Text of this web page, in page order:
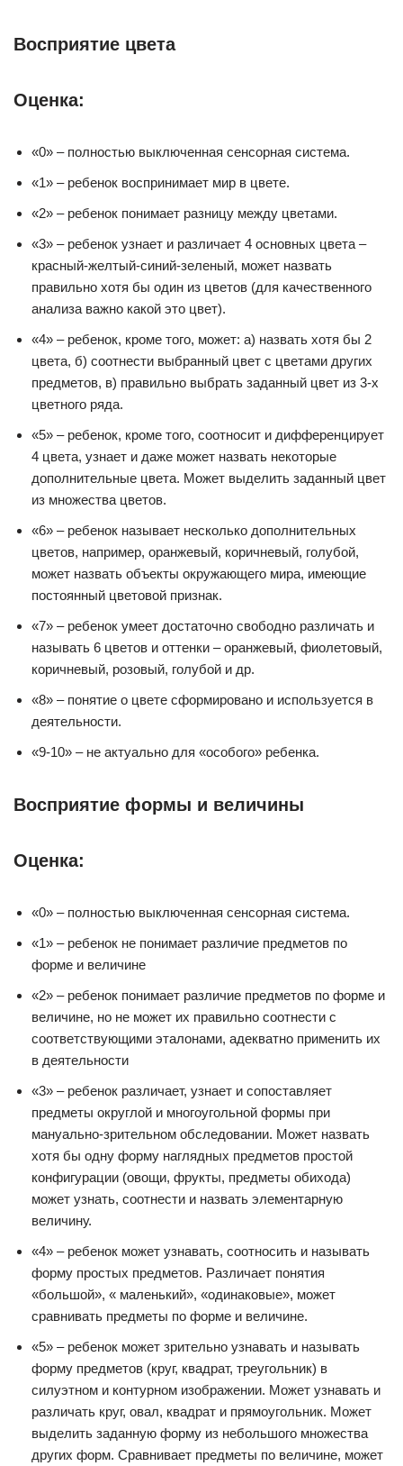
Восприятие цвета
Оценка:
«0» – полностью выключенная сенсорная система.
«1» – ребенок воспринимает мир в цвете.
«2» – ребенок понимает разницу между цветами.
«3» – ребенок узнает и различает 4 основных цвета –
красный-желтый-синий-зеленый, может назвать
правильно хотя бы один из цветов (для качественного
анализа важно какой это цвет).
«4» – ребенок, кроме того, может: а) назвать хотя бы 2
цвета, б) соотнести выбранный цвет с цветами других
предметов, в) правильно выбрать заданный цвет из 3-х
цветного ряда.
«5» – ребенок, кроме того, соотносит и дифференцирует
4 цвета, узнает и даже может назвать некоторые
дополнительные цвета. Может выделить заданный цвет
из множества цветов.
«6» – ребенок называет несколько дополнительных
цветов, например, оранжевый, коричневый, голубой,
может назвать объекты окружающего мира, имеющие
постоянный цветовой признак.
«7» – ребенок умеет достаточно свободно различать и
называть 6 цветов и оттенки – оранжевый, фиолетовый,
коричневый, розовый, голубой и др.
«8» – понятие о цвете сформировано и используется в
деятельности.
«9-10» – не актуально для «особого» ребенка.
Восприятие формы и величины
Оценка:
«0» – полностью выключенная сенсорная система.
«1» – ребенок не понимает различие предметов по
форме и величине
«2» – ребенок понимает различие предметов по форме и
величине, но не может их правильно соотнести с
соответствующими эталонами, адекватно применить их
в деятельности
«3» – ребенок различает, узнает и сопоставляет
предметы округлой и многоугольной формы при
мануально-зрительном обследовании. Может назвать
хотя бы одну форму наглядных предметов простой
конфигурации (овощи, фрукты, предметы обихода)
может узнать, соотнести и назвать элементарную
величину.
«4» – ребенок может узнавать, соотносить и называть
форму простых предметов. Различает понятия
«большой», « маленький», «одинаковые», может
сравнивать предметы по форме и величине.
«5» – ребенок может зрительно узнавать и называть
форму предметов (круг, квадрат, треугольник) в
силуэтном и контурном изображении. Может узнавать и
различать круг, овал, квадрат и прямоугольник. Может
выделить заданную форму из небольшого множества
других форм. Сравнивает предметы по величине, может